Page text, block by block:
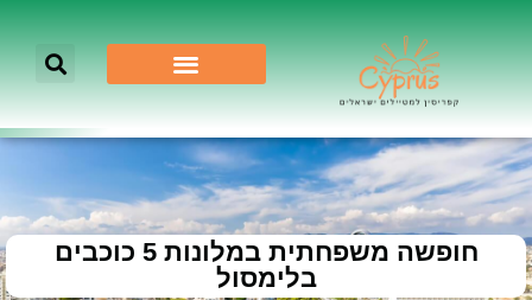
חופשה משפחתית במלונות 5 כוכבים
בלימסול